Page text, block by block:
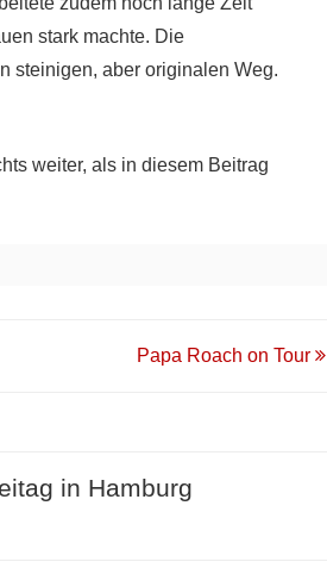
stark machte. Die
steinigen, aber originalen Weg.
weiter, als in diesem Beitrag
Papa Roach on Tour
in Hamburg